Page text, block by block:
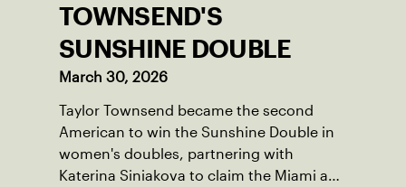
TOWNSEND'S
SUNSHINE DOUBLE
March 30, 2026
Taylor Townsend became the second
American to win the Sunshine Double in
women's doubles, partnering with
Katerina Siniakova to claim the Miami and